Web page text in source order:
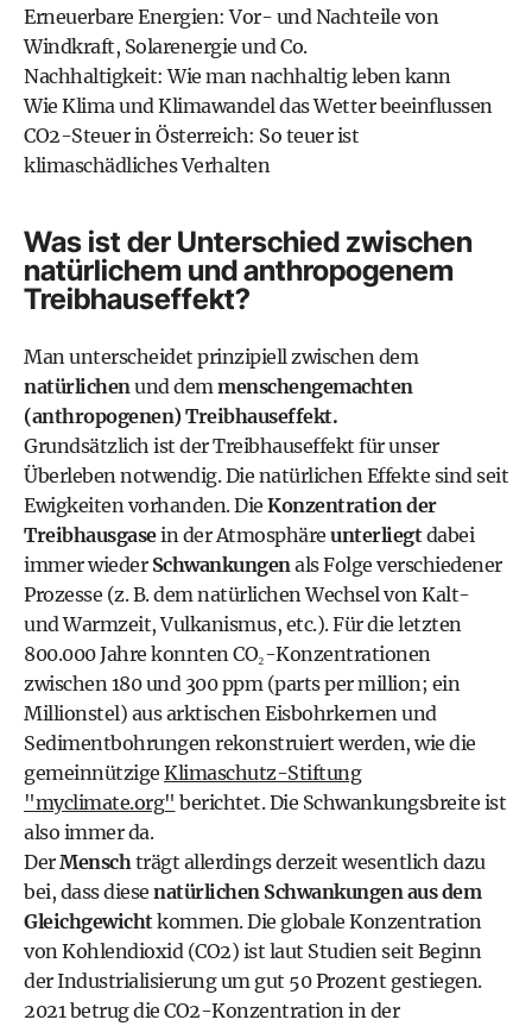
Erneuerbare Energien: Vor- und Nachteile von
Windkraft, Solarenergie und Co.
Nachhaltigkeit: Wie man nachhaltig leben kann
Wie Klima und Klimawandel das Wetter beeinflussen
CO2-Steuer in Österreich: So teuer ist
klimaschädliches Verhalten
Was ist der Unterschied zwischen
natürlichem und anthropogenem
Treibhauseffekt?
Man unterscheidet prinzipiell zwischen dem
natürlichen und dem menschengemachten
(anthropogenen) Treibhauseffekt.
Grundsätzlich ist der Treibhauseffekt für unser
Überleben notwendig. Die natürlichen Effekte sind seit
Ewigkeiten vorhanden. Die Konzentration der
Treibhausgasein der Atmosphäre unterliegtdabei
immer wieder Schwankungen als Folge verschiedener
Prozesse (z. B. dem natürlichen Wechsel von Kalt-
und Warmzeit, Vulkanismus, etc.). Für die letzten
800.000 Jahre konnten CO₂-Konzentrationen
zwischen 180 und 300 ppm (parts per million; ein
Millionstel) aus arktischen Eisbohrkernen und
Sedimentbohrungen rekonstruiert werden, wie die
gemeinnützige Klimaschutz-Stiftung
"myclimate.org" berichtet. Die Schwankungsbreite ist
also immer da.
DerMensch trägt allerdings derzeit wesentlich dazu
bei, dass diese natürlichen Schwankungen aus dem
Gleichgewichtkommen. Die globale Konzentration
von Kohlendioxid (CO2) ist laut Studien seit Beginn
der Industrialisierung um gut 50 Prozent gestiegen.
2021 betrug die CO2-Konzentration in der